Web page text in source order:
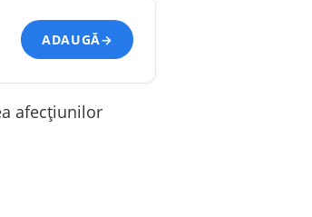
ADAUGĂ→
afecțiunilor